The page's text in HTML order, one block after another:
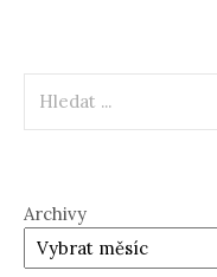
Archivy